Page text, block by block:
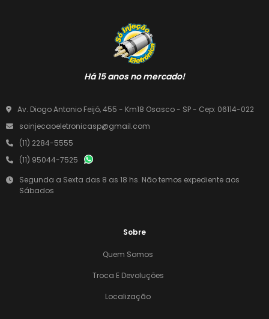
Há 15 anos no mercado!
Av. Diogo Antonio Feijó, 455 - Km18 Osasco - SP - Cep: 06114-022
soinjecaoeletronicasp@gmail.com
(11) 2284-5555
(11) 95044-7525
Segunda a Sexta das 8 as 18 hs. Não temos expediente aos
Sábados
Sobre
Quem Somos
Troca E Devoluções
Localização